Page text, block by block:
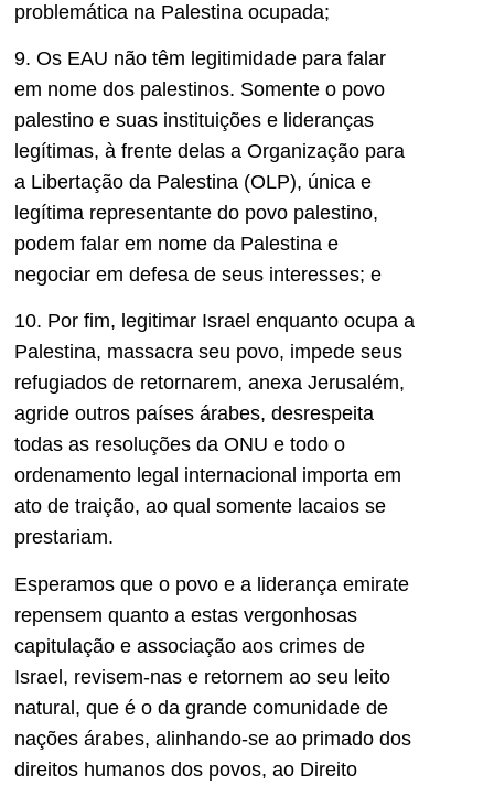
problemática na Palestina ocupada;
9. Os EAU não têm legitimidade para falar
em nome dos palestinos. Somente o povo
palestino e suas instituições e lideranças
legítimas, à frente delas a Organização para
a Libertação da Palestina (OLP), única e
legítima representante do povo palestino,
podem falar em nome da Palestina e
negociar em defesa de seus interesses; e
10. Por fim, legitimar Israel enquanto ocupa a
Palestina, massacra seu povo, impede seus
refugiados de retornarem, anexa Jerusalém,
agride outros países árabes, desrespeita
todas as resoluções da ONU e todo o
ordenamento legal internacional importa em
ato de traição, ao qual somente lacaios se
prestariam.
Esperamos que o povo e a liderança emirate
repensem quanto a estas vergonhosas
capitulação e associação aos crimes de
Israel, revisem-nas e retornem ao seu leito
natural, que é o da grande comunidade de
nações árabes, alinhando-se ao primado dos
direitos humanos dos povos, ao Direito